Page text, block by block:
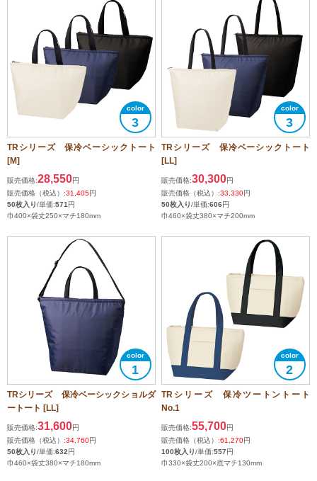
3
TRシリーズ 保冷ベーシックトート
[M]
販売価格:28,550円
販売価格（税込）:31,405円
50枚入り/単価:571 円
巾400×袋丈250×マチ180mm
3
TRシリーズ 保冷ベーシックトート
[LL]
販売価格:30,300円
販売価格（税込）:33,330円
50枚入り/単価:606円
巾460×袋丈380×マチ200mm
1
TRシリーズ 保冷ベーシックショルダ
ートート [LL]
販売価格:31,600円
販売価格（税込）:34,760円
50枚入り/単価:632円
巾460×袋丈380×マチ180mm
2
TRシリーズ 保冷ツートントート
No.1
販売価格:55,700円
販売価格（税込）:61,270円
100枚入り/単価:557円
巾330×袋丈200×底マチ130mm